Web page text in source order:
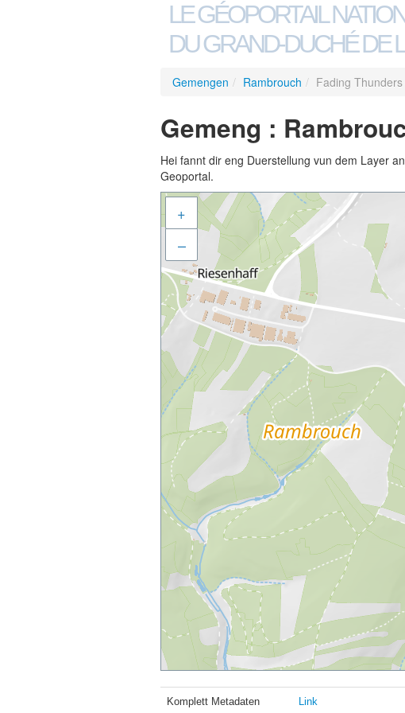
LE GÉOPORTAIL
DU GRAND-DUCHÉ DE
Gemengen / Rambrouch / Fading
Gemeng :
Hei fannt dir eng Duerstellung vun dem Layer
Geoportal.
+
–
Komplett Metadaten Link